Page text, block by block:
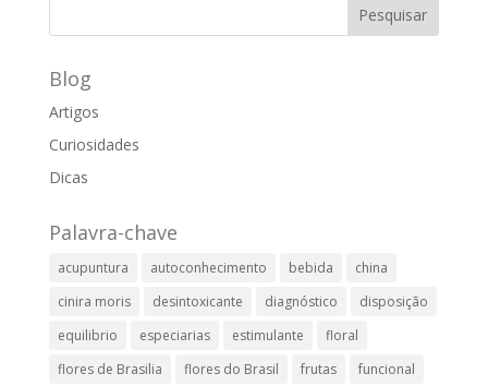
Blog
Artigos
Curiosidades
Dicas
Palavra-chave
acupuntura autoconhecimento bebida
china
cinira moris
desintoxicante diagnóstico
disposição
equilibrio
especiarias estimulante
floral
flores de Brasilia
flores do Brasil frutas
funcional